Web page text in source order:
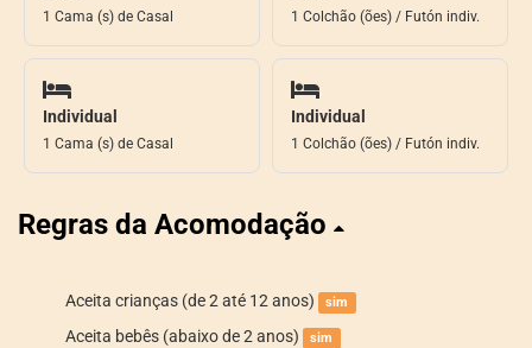
1 Cama (s) de Casal 1 Colchão (ões) / Futón indiv.
Individual
1 Cama (s) de Casal
Individual
1 Colchão (ões) / Futón indiv.
Regras da Acomodação
Aceita crianças (de 2 até 12 anos) sim
Aceita bebês (abaixo de 2 anos) sim